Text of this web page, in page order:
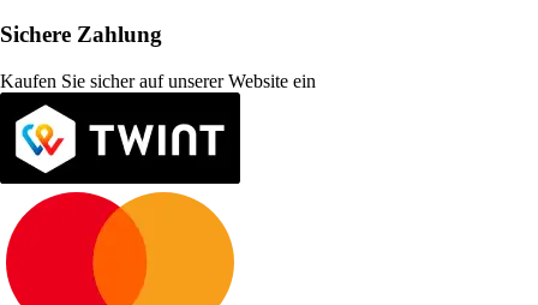
Sichere Zahlung
Kaufen Sie sicher auf unserer Website ein